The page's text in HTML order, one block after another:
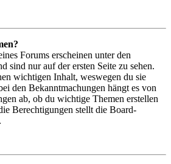
Forums erscheinen unter den
sind nur auf der ersten Seite zu sehen.
wichtigen Inhalt, weswegen du sie
den Bekanntmachungen hängt es von
ab, ob du wichtige Themen erstellen
Berechtigungen stellt die Board-